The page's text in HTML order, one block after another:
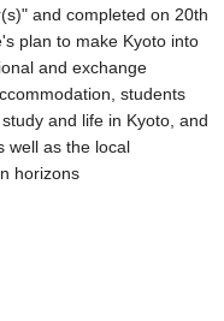
and completed on 20th
plan to make Kyoto into
and exchange
students
and life in Kyoto, and
well as the local
horizons